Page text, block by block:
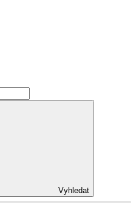
Vyhledat